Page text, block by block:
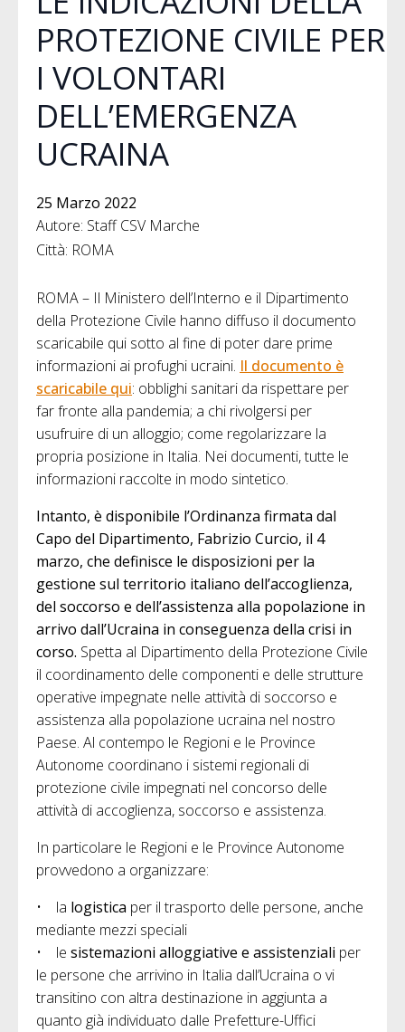
PROTEZIONE CIVILE PER
I VOLONTARI
DELL’EMERGENZA
UCRAINA
25 Marzo 2022
Autore: Staff CSV Marche
Città: ROMA
ROMA – Il Ministero dell’Interno e il Dipartimento
della Protezione Civile hanno diffuso il documento
scaricabile qui sotto al fine di poter dare prime
informazioni ai profughi ucraini. Il documento è
scaricabile qui: obblighi sanitari da rispettare per
far fronte alla pandemia; a chi rivolgersi per
usufruire di un alloggio; come regolarizzare la
propria posizione in Italia. Nei documenti, tutte le
informazioni raccolte in modo sintetico.
Intanto, è disponibile l’Ordinanza firmata dal
Capo del Dipartimento, Fabrizio Curcio, il 4
marzo, che definisce le disposizioni per la
gestione sul territorio italiano dell’accoglienza,
del soccorso e dell’assistenza alla popolazione in
arrivo dall’Ucraina in conseguenza della crisi in
corso. Spetta al Dipartimento della Protezione Civile
il coordinamento delle componenti e delle strutture
operative impegnate nelle attività di soccorso e
assistenza alla popolazione ucraina nel nostro
Paese. Al contempo le Regioni e le Province
Autonome coordinano i sistemi regionali di
protezione civile impegnati nel concorso delle
attività di accoglienza, soccorso e assistenza.
In particolare le Regioni e le Province Autonome
provvedono a organizzare:
• la logistica per il trasporto delle persone, anche
mediante mezzi speciali
• le sistemazioni alloggiative e assistenziali per
le persone che arrivino in Italia dall’Ucraina o vi
transitino con altra destinazione in aggiunta a
quanto già individuato dalle Prefetture-Uffici